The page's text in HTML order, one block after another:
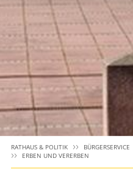
RATHAUS & POLITIK BÜRGERSERVICE
ERBEN UND VERERBEN